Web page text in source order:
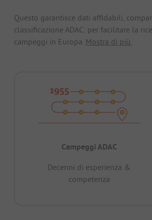
Questo garantisce dati affidabili,
classificazione ADAC: per facilitare la
campeggi in Europa. Mostra di più.
Campeggi ADAC
Decenni di esperienza &
competenza